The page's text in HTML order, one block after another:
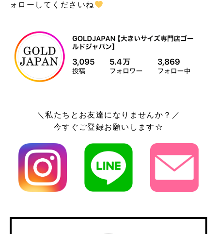
ォローしてくださいね
＼私たちとお友達になりませんか？／
今すぐご登録お願いします☆